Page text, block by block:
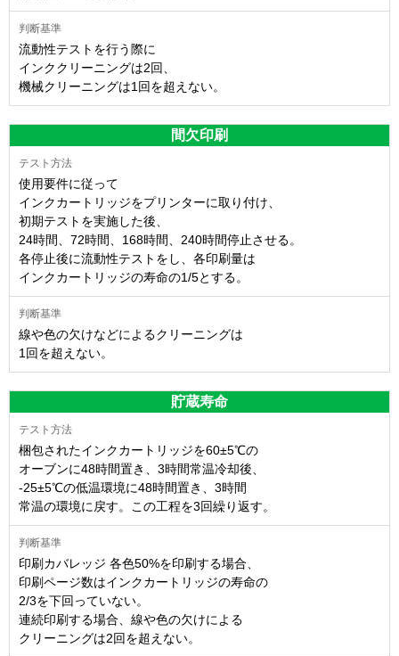
流動性テストを行う際に
インククリーニングは2回、
機械クリーニングは1回を超えない。
間欠印刷
使用要件に従って
インクカートリッジをプリンターに取り付け、
初期テストを実施した後、
24時間、72時間、168時間、240時間停止させる。
各停止後に流動性テストをし、各印刷量は
インクカートリッジの寿命の1/5とする。
線や色の欠けなどによるクリーニングは
1回を超えない。
貯蔵寿命
梱包されたインクカートリッジを60±5℃の
オーブンに48時間置き、3時間常温冷却後、
-25±5℃の低温環境に48時間置き、3時間
常温の環境に戻す。この工程を3回繰り返す。
印刷カバレッジ 各色50%を印刷する場合、
印刷ページ数はインクカートリッジの寿命の
2/3を下回っていない。
連続印刷する場合、線や色の欠けによる
クリーニングは2回を超えない。